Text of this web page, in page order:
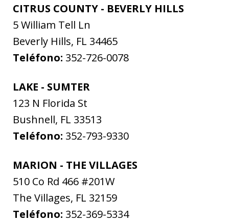
CITRUS COUNTY - BEVERLY HILLS
5 William Tell Ln
Beverly Hills, FL 34465
Teléfono: 352-726-0078
LAKE - SUMTER
123 N Florida St
Bushnell, FL 33513
Teléfono: 352-793-9330
MARION - THE VILLAGES
510 Co Rd 466 #201W
The Villages, FL 32159
Teléfono: 352-369-5334